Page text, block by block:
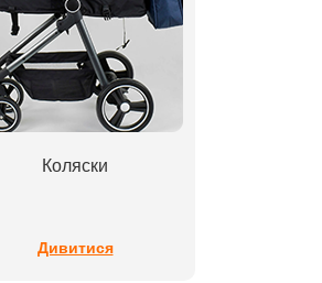
Коляски
Дивитися